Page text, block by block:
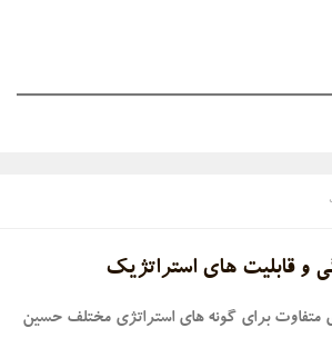
و قابلیت های استراتژیک
متفاوت برای گونه های استراتژی مختلف حسین